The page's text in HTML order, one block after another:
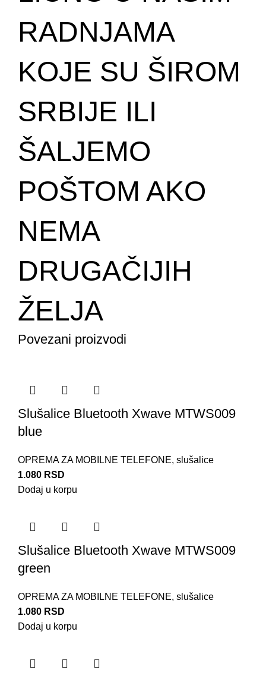
RADNJAMA
KOJE SU ŠIROM
SRBIJE ILI
ŠALJEMO
POŠTOM AKO
NEMA
DRUGAČIJIH
ŽELJA
Povezani proizvodi
Slušalice Bluetooth Xwave MTWS009
blue
OPREMA ZA MOBILNE TELEFONE, slušalice
1.080 RSD
Dodaj u korpu
Slušalice Bluetooth Xwave MTWS009
green
OPREMA ZA MOBILNE TELEFONE, slušalice
1.080 RSD
Dodaj u korpu